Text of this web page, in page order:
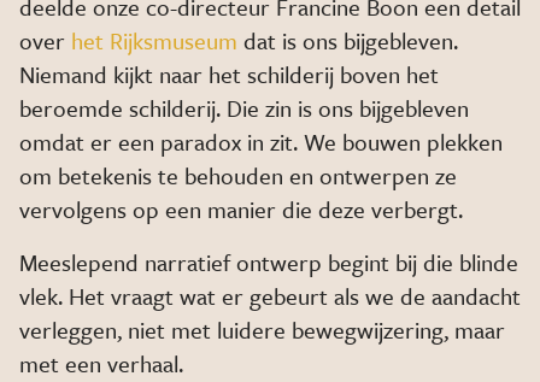
deelde onze co-directeur Francine Boon een detail
over het Rijksmuseum dat is ons bijgebleven.
Niemand kijkt naar het schilderij boven het
beroemde schilderij. Die zin is ons bijgebleven
omdat er een paradox in zit. We bouwen plekken
om betekenis te behouden en ontwerpen ze
vervolgens op een manier die deze verbergt.
Meeslepend narratief ontwerp begint bij die blinde
vlek. Het vraagt wat er gebeurt als we de aandacht
verleggen, niet met luidere bewegwijzering, maar
met een verhaal.